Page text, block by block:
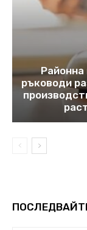
Районна
ръководи